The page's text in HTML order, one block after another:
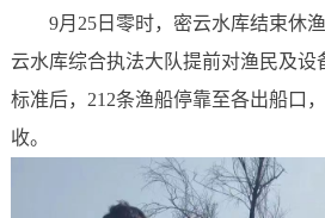
9月25日零时，密云水库结束休
云水库综合执法大队提前对渔民及设
标准后，212条渔船停靠至各出船口
收。